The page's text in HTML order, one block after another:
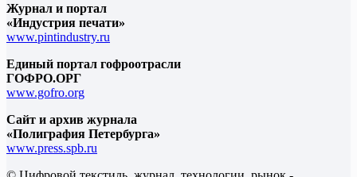
Журнал и портал
«Индустрия печати»
www.pintindustry.ru
Единый портал гофроотрасли
ГОФРО.ОРГ
www.gofro.org
Сайт и архив журнала
«Полиграфия Петербурга»
www.press.spb.ru